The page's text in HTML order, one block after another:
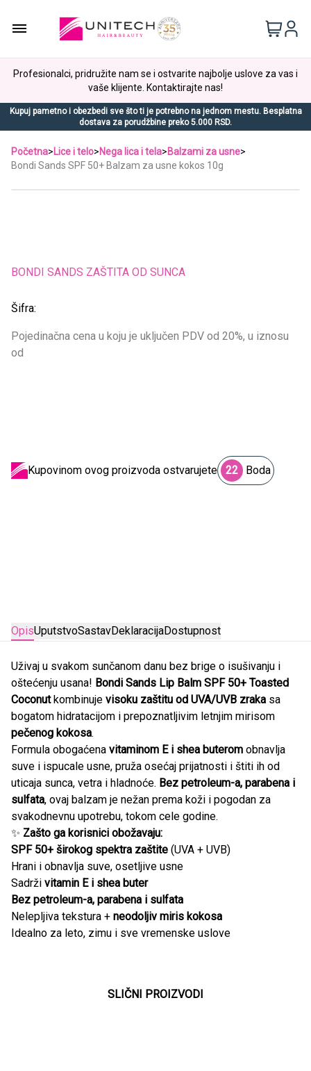
Profesionalci, pridružite nam se i ostvarite najbolje uslove za vas i
vaše klijente. Kontaktirajte nas!
Kupuj pametno i obezbedi sve što ti je potrebno na jednom mestu. Besplatna
dostava za porudžbine preko 5.000 RSD.
Početna>Lice i telo>Nega lica i tela>Balzami za usne>
Bondi Sands SPF 50+ Balzam za usne kokos 10g
BONDI SANDS ZAŠTITA OD SUNCA
Šifra:
Pojedinačna cena u koju je uključen PDV od 20%, u iznosu
od
Kupovinom ovog proizvoda ostvarujete 22 Boda
OpisUputstvoSastavDeklaracijaDostupnost
Uživaj u svakom sunčanom danu bez brige o isušivanju i
oštećenju usana! Bondi Sands Lip Balm SPF 50+ Toasted
Coconutkombinuje visoku zaštitu od UVA/UVB zraka sa
bogatom hidratacijom i prepoznatljivim letnjim mirisom
pečenog kokosa.
Formula obogaćena vitaminom E i shea buterom obnavlja
suve i ispucale usne, pruža osećaj prijatnosti i štiti ih od
uticaja sunca, vetra i hladnoće. Bez petroleum-a, parabena i
sulfata, ovaj balzam je nežan prema koži i pogodan za
svakodnevnu upotrebu, tokom cele godine.
✨ Zašto ga korisnici obožavaju:
SPF 50+ širokog spektra zaštite (UVA + UVB)
Hrani i obnavlja suve, osetljive usne
Sadrži vitamin E i shea buter
Bez petroleum-a, parabena i sulfata
Nelepljiva tekstura + neodoljiv miris kokosa
Idealno za leto, zimu i sve vremenske uslove
SLIČNI PROIZVODI